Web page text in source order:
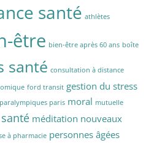
santé athlètes
être bien-être après 60 ans boîte
santé consultation à distance
ford transit gestion du stress
paris moral mutuelle
méditation nouveaux
à pharmacie personnes âgées